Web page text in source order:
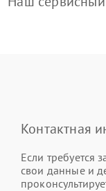
Контактная
Если требуется
свои данные и